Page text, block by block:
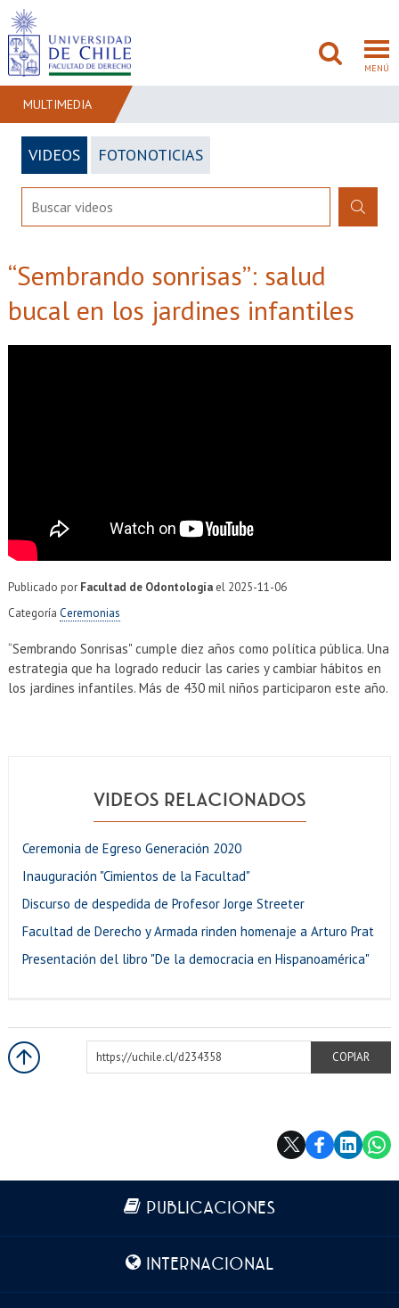
MENÚ
FACULTAD
ADMISIÓN
INVESTIGACIÓN
MULTIMEDIA
VIDEOS FOTONOTICIAS
“Sembrando sonrisas”: salud
bucal en los jardines infantiles
Publicado por Facultad de Odontologíael 2025-11-06
Categoría Ceremonias
“Sembrando Sonrisas" cumple diez años como política pública. Una
estrategia que ha logrado reducir las caries y cambiar hábitos en
los jardines infantiles. Más de 430 mil niños participaron este año.
VIDEOS RELACIONADOS
Ceremonia de Egreso Generación 2020
Inauguración "Cimientos de la Facultad"
Discurso de despedida de Profesor Jorge Streeter
Facultad de Derecho y Armada rinden homenaje a Arturo Prat
Presentación del libro "De la democracia en Hispanoamérica"
https://uchile.cl/d234358
COPIAR
Más información
PUBLICACIONES
INTERNACIONAL